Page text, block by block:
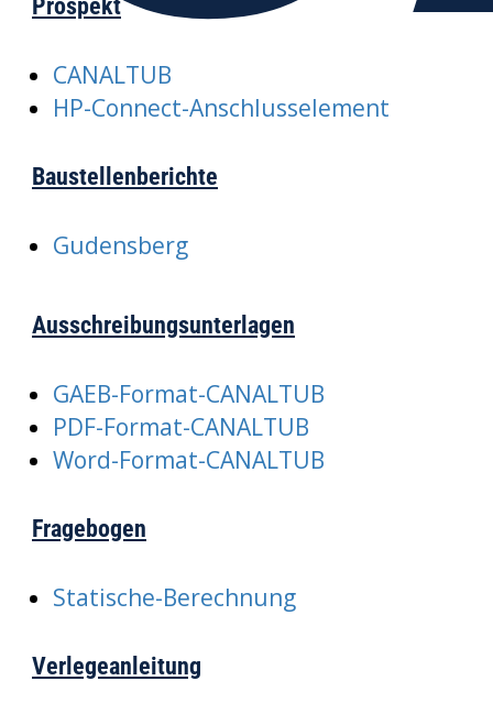
CANALTUB
HP-Connect-Anschlusselement
Baustellenberichte
Gudensberg
Ausschreibungsunterlagen
GAEB-Format-CANALTUB
PDF-Format-CANALTUB
Word-Format-CANALTUB
Fragebogen
Statische-Berechnung
Verlegeanleitung